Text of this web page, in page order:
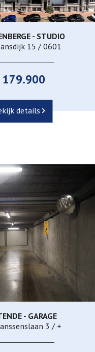
2
- STUDIO
15 / 0601
details
Ja
- GARAGE
3 / +